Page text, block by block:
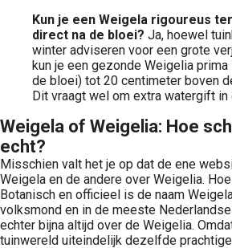
Kun je een Weigela rigoureus
direct na de bloei? Ja, hoewel
winter adviseren voor een grote
kun je een gezonde Weigelia prima
de bloei) tot 20 centimeter boven
Dit vraagt wel om extra watergift in
Weigela of Weigelia: Hoe
echt?
Misschien valt het je op dat de ene
Weigela en de andere over Weigelia.
Botanisch en officieel is de naam
volksmond en in de meeste
echter bijna altijd over de Weigelia.
tuinwereld uiteindelijk dezelfde